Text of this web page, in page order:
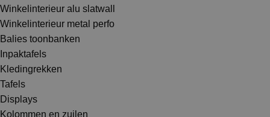
Winkelinterieur alu slatwall
Winkelinterieur metal perfo
Balies toonbanken
Inpaktafels
Kledingrekken
Tafels
Displays
Kolommen en zuilen